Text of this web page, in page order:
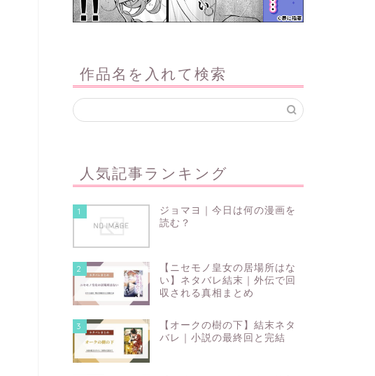
作品名を入れて検索
人気記事ランキング
1
ジョマヨ｜今日は何の漫画を
読む？
2
【ニセモノ皇女の居場所はな
い】ネタバレ結末｜外伝で回
収される真相まとめ
3
【オークの樹の下】結末ネタ
バレ｜小説の最終回と完結